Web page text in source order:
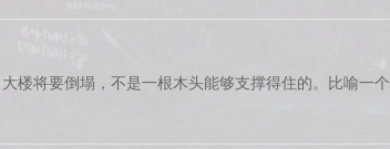
大楼将要倒塌，不是一根木头能够支撑得住的。比喻一